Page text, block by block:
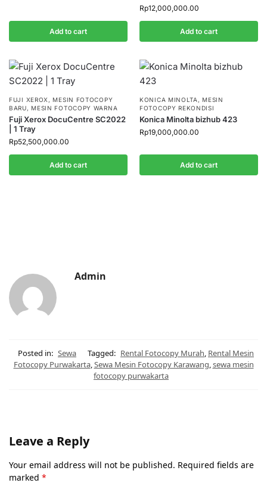
Add to cart
Rp12,000,000.00
Add to cart
FUJI XEROX , MESIN FOTOCOPY
BARU, MESIN FOTOCOPY WARNA
Fuji Xerox DocuCentre SC2022
| 1 Tray
Rp52,500,000.00
Add to cart
KONICA MINOLTA , MESIN
FOTOCOPY REKONDISI
Konica Minolta bizhub 423
Rp19,000,000.00
Add to cart
Admin
Posted in: Sewa Tagged: Rental Fotocopy Murah, Rental Mesin
Fotocopy Purwakarta,Sewa Mesin Fotocopy Karawang,sewa mesin
fotocopy purwakarta
Leave a Reply
Your email address will not be published. Required fields are
marked *